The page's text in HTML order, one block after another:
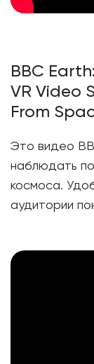
BBC
VR Video
From
Это видео
наблюдать
космоса.
аудитории